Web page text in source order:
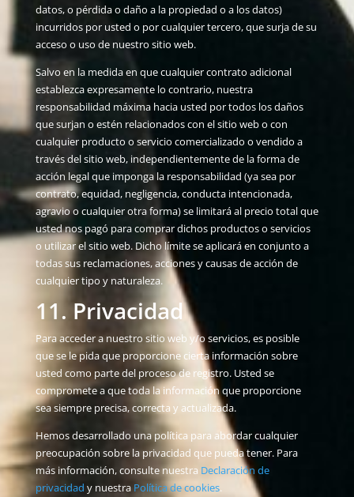
datos, o pérdida o daño a la propiedad o a los datos)
incurridos por usted o por cualquier tercero, que surja de su
acceso o uso de nuestro sitio web.
Salvo en la medida en que cualquier contrato adicional
establezca expresamente lo contrario, nuestra
responsabilidad máxima hacia usted por todos los daños
que surjan o estén relacionados con el sitio web o con
cualquier producto o servicio comercializado o vendido a
través del sitio web, independientemente de la forma de
acción legal que imponga la responsabilidad (ya sea por
contrato, equidad, negligencia, conducta intencionada,
agravio o cualquier otra forma) se limitará al precio total que
usted nos pagó para comprar dichos productos o servicios
o utilizar el sitio web. Dicho límite se aplicará en conjunto a
todas sus reclamaciones, acciones y causas de acción de
cualquier tipo y naturaleza.
11. Privacidad
Para acceder a nuestro sitio web y/o servicios, es posible
que se le pida que proporcione cierta información sobre
usted como parte del proceso de registro. Usted se
compromete a que toda la información que proporcione
sea siempre precisa, correcta y actualizada.
Hemos desarrollado una política para abordar cualquier
preocupación sobre la privacidad que pueda tener. Para
más información, consulte nuestra Declaración de
privacidad y nuestra Política de cookies.